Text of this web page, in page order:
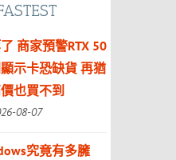
商家預警RTX 50
示卡恐缺貨 再猶
也買不到
08-07
究竟有多臃